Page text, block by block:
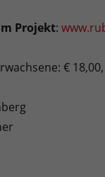
Projekt:
€ 18,00,